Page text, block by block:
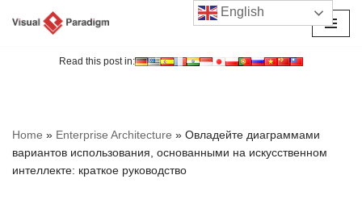
Read this post in:
Home » Enterprise Architecture » Овладейте диаграммами
вариантов использования, основанными на искусственном
интеллекте: краткое руководство
English